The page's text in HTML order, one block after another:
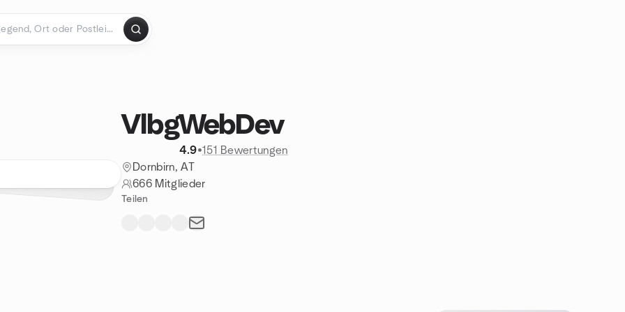
VlbgWebDev
4.9•151 Bewertungen
Dornbirn, AT
666 Mitglieder
Teilen